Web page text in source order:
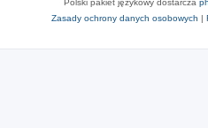
Polski pakiet językowy dostarcza
Zasady ochrony danych osobowych |